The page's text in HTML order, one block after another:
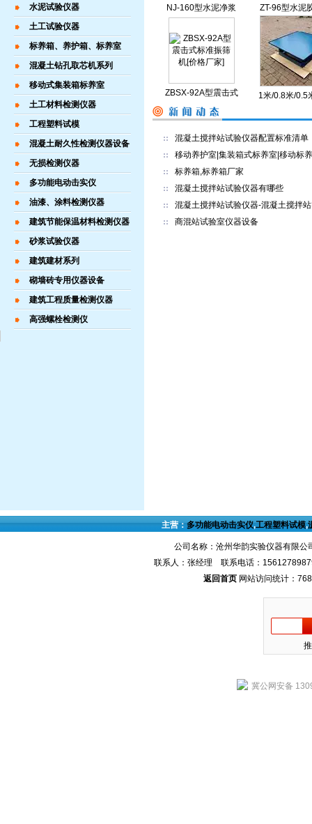
水泥试验仪器
土工试验仪器
标养箱、养护箱、标养室
混凝土钻孔取芯机系列
移动式集装箱标养室
土工材料检测仪器
工程塑料试模
混凝土耐久性检测仪器设备
无损检测仪器
多功能电动击实仪
油漆、涂料检测仪器
建筑节能保温材料检测仪器
砂浆试验仪器
建筑建材系列
砌墙砖专用仪器设备
建筑工程质量检测仪器
高强螺栓检测仪
NJ-160型水泥净浆
搅拌机
ZT-96型水泥
实台
ZBSX-92A型震击式
标准振筛机[价格厂
家]
1米/0.8米/0.5
混凝土搅拌站试验仪器配置标准清单
移动养护室|集装箱式标养室|移动标
标养箱,标养箱厂家
混凝土搅拌站试验仪器有哪些
混凝土搅拌站试验仪器-混凝土搅拌
商混站试验室仪器设备
主营：多功能电动击实仪,工程塑料试模,
公司名称：沧州华韵实验仪器有限
联系人：张经理 联系电话：
返回首页 网站访问统计：
冀公网安备